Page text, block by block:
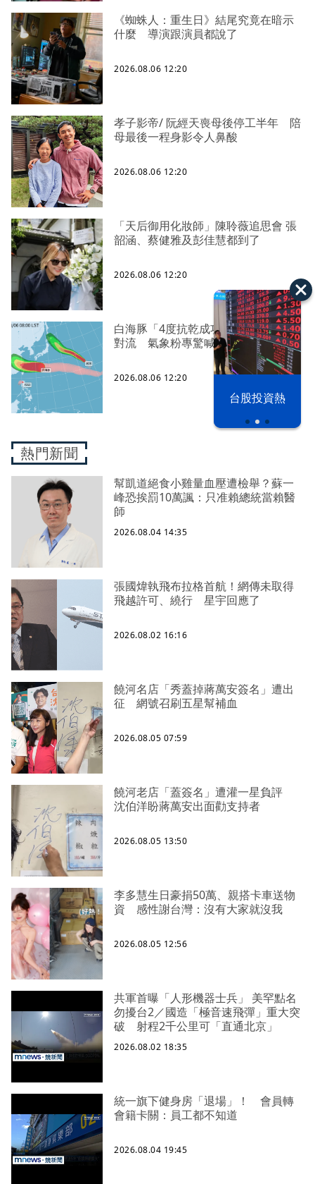
台股投資熱
《蜘蛛人：重生日》結尾究竟在暗示
什麼 導演跟演員都說了
2026.08.06 12:20
孝子影帝/ 阮經天喪母後停工半年 陪
母最後一程身影令人鼻酸
2026.08.06 12:20
「天后御用化妝師」陳聆薇追思會 張
韶涵、蔡健雅及彭佳慧都到了
2026.08.06 12:20
白海豚「4度抗乾成功」！眼牆又爆發
對流 氣象粉專驚喊：是頑強的勇士
2026.08.06 12:20
熱門新聞
幫凱道絕食小雞量血壓遭檢舉？蘇一
峰恐挨罰10萬諷：只准賴總統當賴醫
師
2026.08.04 14:35
張國煒執飛布拉格首航！網傳未取得
飛越許可、繞行 星宇回應了
2026.08.02 16:16
饒河名店「秀蓋掉蔣萬安簽名」遭出
征 網號召刷五星幫補血
2026.08.05 07:59
饒河老店「蓋簽名」遭灌一星負評
沈伯洋盼蔣萬安出面勸支持者
2026.08.05 13:50
李多慧生日豪捐50萬、親搭卡車送物
資 感性謝台灣：沒有大家就沒我
2026.08.05 12:56
共軍首曝「人形機器士兵」 美罕點名
勿擾台2／國造「極音速飛彈」重大突
破 射程2千公里可「直通北京」
2026.08.02 18:35
統一旗下健身房「退場」！ 會員轉
會籍卡關：員工都不知道
2026.08.04 19:45